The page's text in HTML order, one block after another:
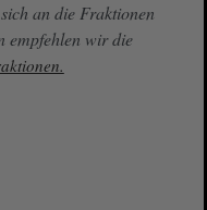
an die Fraktionen
empfehlen wir die